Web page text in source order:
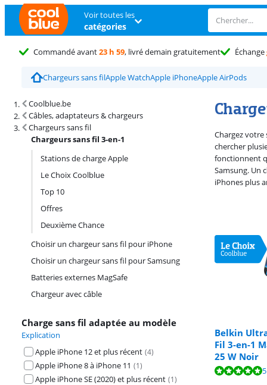
Voir toutes les
catégories
Commandé avant23 h 59, livré demain gratuitement Échange
Chargeurs sans filApple WatchApple iPhoneApple AirPods
Coolblue.be
Câbles, adaptateurs & chargeurs
Chargeurs sans fil
Chargeurs sans fil 3-en-1
Stations de charge Apple
Le Choix Coolblue
Top 10
Offres
Deuxième Chance
Choisir un chargeur sans fil pour iPhone
Choisir un chargeur sans fil pour Samsung
Batteries externes MagSafe
Chargeur avec câble
Charge sans fil adaptée au modèle
Explication
Apple iPhone 12 et plus récent (4)
Apple iPhone 8 à iPhone 11 (1)
Apple iPhone SE (2020) et plus récent (1)
Résultats de recherche et tri
Chargez
chercher
fonctionnent
Samsung. Un
iPhones plus
Belkin
Fil 3-en-1
25 W Noir
La note est de
La note est de